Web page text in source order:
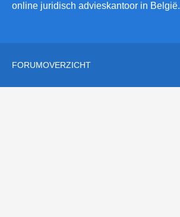
online juridisch advieskantoor in België.
FORUMOVERZICHT